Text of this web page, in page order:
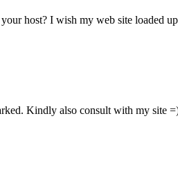
host? I wish my web site loaded
Kindly also consult with my site